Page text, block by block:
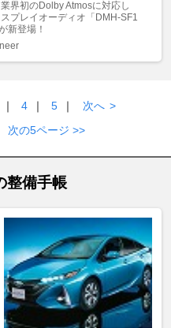
界初のDolby Atmosに対応し
プレイオーディオ「DMH-SF1
新登場！
｜ 4 ｜ 5 ｜ 次へ >
次の5ページ >>
整備手帳